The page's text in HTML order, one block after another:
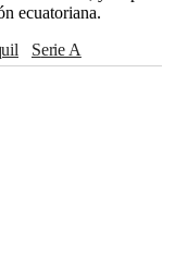
ecuatoriana.
Serie A